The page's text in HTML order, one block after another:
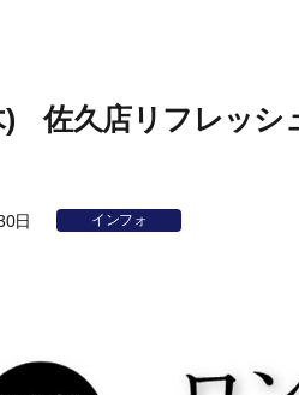
) 佐久店リフレッシ
日 インフォ